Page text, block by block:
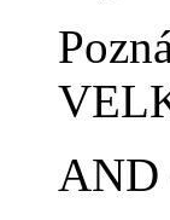
AND